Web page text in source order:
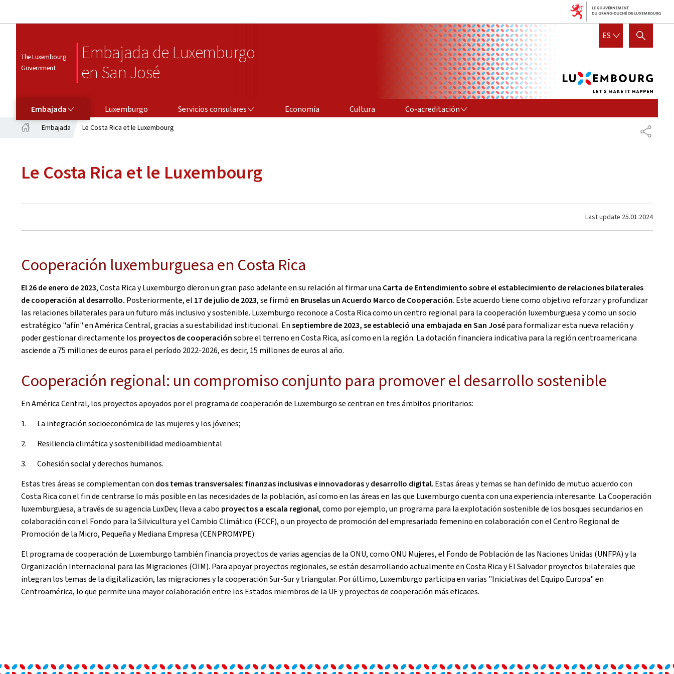
The Luxembourg
Government
Embajada de Luxemburgo
en San José
ES ESPAÑOL
SHOW HIDE SEARCH
Embajada Luxemburgo Servicios consulares Economía Cultura Co-acreditación
Embajada Le Costa Rica et le Luxembourg
Le Costa Rica et le Luxembourg
Last update 25.01.2024
Cooperación luxemburguesa en Costa Rica
El 26 de enero de 2023, Costa Rica y Luxemburgo dieron un gran paso adelante en su relación al firmar una Carta de Entendimiento sobre el establecimiento de relaciones bilaterales
de cooperación al desarrollo. Posteriormente, el 17 de julio de 2023, se firmó en Bruselas un Acuerdo Marco de Cooperación. Este acuerdo tiene como objetivo reforzar y profundizar
las relaciones bilaterales para un futuro más inclusivo y sostenible. Luxemburgo reconoce a Costa Rica como un centro regional para la cooperación luxemburguesa y como un socio
estratégico "afín" en América Central, gracias a su estabilidad institucional. Enseptiembre de 2023, se estableció una embajada en San Josépara formalizar esta nueva relación y
poder gestionar directamente los proyectos de cooperaciónsobre el terreno en Costa Rica, así como en la región. La dotación financiera indicativa para la región centroamericana
asciende a 75 millones de euros para el período 2022-2026, es decir, 15 millones de euros al año.
Cooperación regional: un compromiso conjunto para promover el desarrollo sostenible
En América Central, los proyectos apoyados por el programa de cooperación de Luxemburgo se centran en tres ámbitos prioritarios:
1. La integración socioeconómica de las mujeres y los jóvenes;
2. Resiliencia climática y sostenibilidad medioambiental
3. Cohesión social y derechos humanos.
Estas tres áreas se complementan con dos temas transversales: finanzas inclusivas e innovadorasydesarrollo digital. Estas áreas y temas se han definido de mutuo acuerdo con
Costa Rica con el fin de centrarse lo más posible en las necesidades de la población, así como en las áreas en las que Luxemburgo cuenta con una experiencia interesante. La Cooperación
luxemburguesa, a través de su agencia LuxDev, lleva a cabo proyectos a escala regional, como por ejemplo, un programa para la explotación sostenible de los bosques secundarios en
colaboración con el Fondo para la Silvicultura y el Cambio Climático (FCCF), o un proyecto de promoción del empresariado femenino en colaboración con el Centro Regional de
Promoción de la Micro, Pequeña y Mediana Empresa (CENPROMYPE).
El programa de cooperación de Luxemburgo también financia proyectos de varias agencias de la ONU, como ONU Mujeres, el Fondo de Población de las Naciones Unidas (UNFPA) y la
Organización Internacional para las Migraciones (OIM). Para apoyar proyectos regionales, se están desarrollando actualmente en Costa Rica y El Salvador proyectos bilaterales que
integran los temas de la digitalización, las migraciones y la cooperación Sur-Sur y triangular. Por último, Luxemburgo participa en varias "Iniciativas del Equipo Europa" en
Centroamérica, lo que permite una mayor colaboración entre los Estados miembros de la UE y proyectos de cooperación más eficaces.